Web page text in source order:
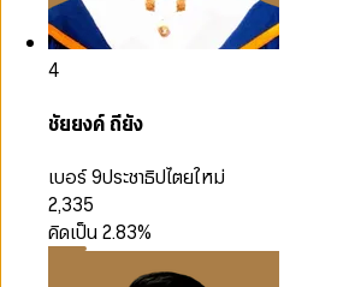
4
ชัยยงค์ ถียัง
เบอร์ 9ประชาธิปไตยใหม่
2,335
คิดเป็น2.83%